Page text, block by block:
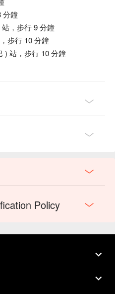
分鐘
，步行 9 分鐘
步行 10 分鐘
) 站，步行 10 分鐘
Policy